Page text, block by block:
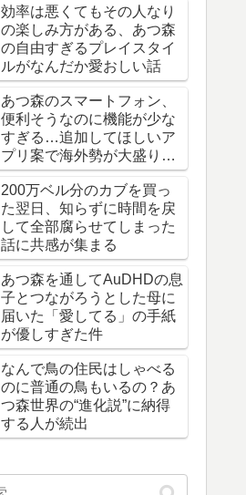
効率は悪くてもその人なり
の楽しみ方がある、あつ森
の自由すぎるプレイスタイ
ルがなんだか愛おしい話
あつ森のスマートフォン、
便利そうなのに機能が少な
すぎる…追加してほしいア
プリ案で海外勢が大盛り上
がり
200万ベル分のカブを買っ
た翌日、知らずに時間を戻
して全部腐らせてしまった
話に共感が集まる
あつ森を通してAuDHDの息
子とつながろうとした母に
届いた「愛してる」の手紙
が優しすぎた件
なんで鳥の住民はしゃべる
のに普通の鳥もいるの？あ
つ森世界の“進化説”に納得
する人が続出